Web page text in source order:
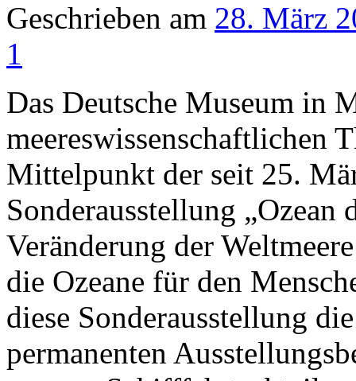
Geschrieben am 28. März
1
Das Deutsche Museum in
meereswissenschaftlichen
Mittelpunkt der seit 25.
Sonderausstellung
Veränderung der
die Ozeane für den
diese Sonderausstellung
permanenten